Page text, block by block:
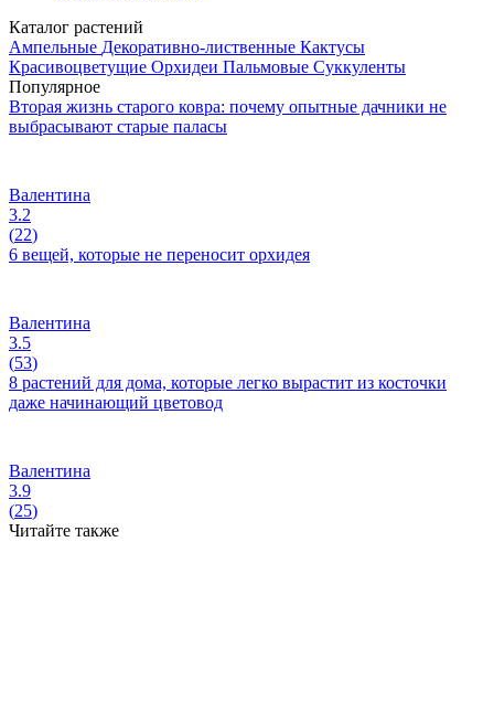
Каталог растений
Ампельные Декоративно-лиственные Кактусы
Красивоцветущие Орхидеи Пальмовые Суккуленты
Популярное
Вторая жизнь старого ковра: почему опытные дачники не
выбрасывают старые паласы
Валентина
3.2
(22)
6 вещей, которые не переносит орхидея
Валентина
3.5
(53)
8 растений для дома, которые легко вырастит из косточки
даже начинающий цветовод
Валентина
3.9
(25)
Читайте также